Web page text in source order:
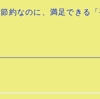
節約なのに、満足できる「